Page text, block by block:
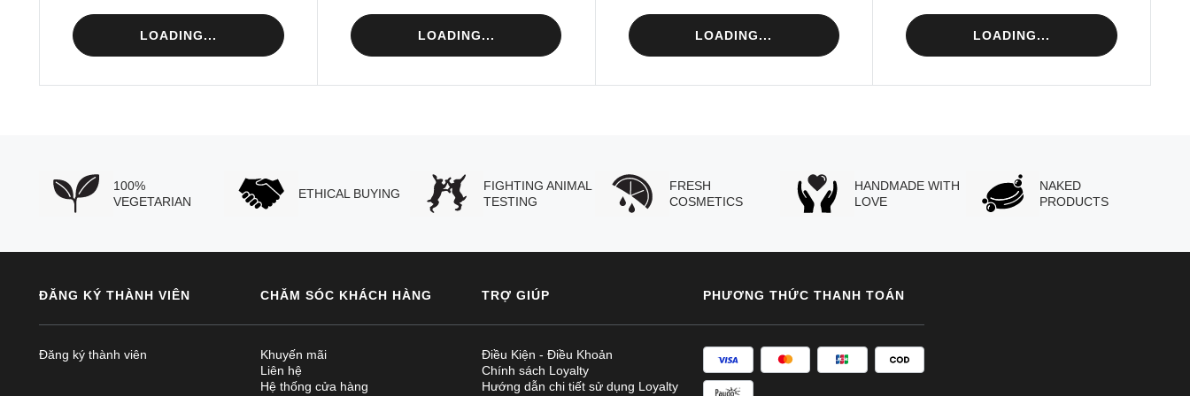
LOADING... LOADING... LOADING... LOADING...
100%
VEGETARIAN
ETHICAL BUYING
FIGHTING ANIMAL
TESTING
FRESH
COSMETICS
HANDMADE WITH
LOVE
NAKED
PRODUCTS
ĐĂNG KÝ THÀNH VIÊN
Đăng ký thành viên
CHĂM SÓC KHÁCH HÀNG
Khuyến mãi
Liên hệ
Hệ thống cửa hàng
TRỢ GIÚP
Điều Kiện - Điều Khoản
Chính sách Loyalty
Hướng dẫn chi tiết sử dụng Loyalty
PHƯƠNG THỨC THANH TOÁN